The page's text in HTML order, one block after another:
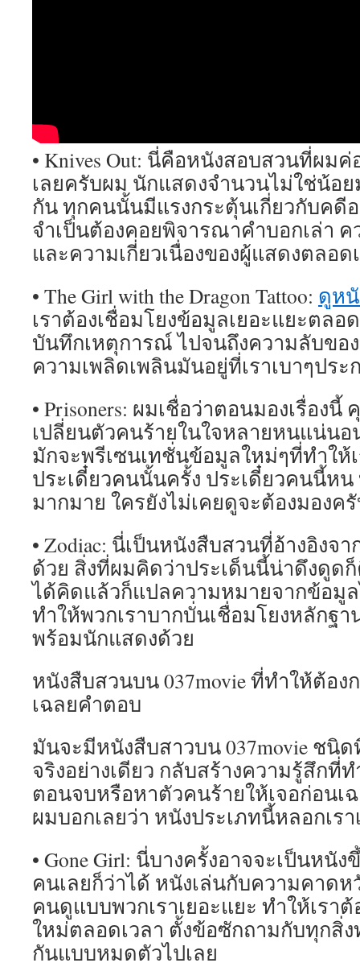
• Knives Out: นี่คือหนังสอบสวนที่ผม
เลยครับผม นักแสดงจำนวนไม่ใช่น้อย
กัน ทุกคนนั้นมีแรงกระตุ้นเกี่ยวกับคดี
จำเป็นต้องคอยพิจารณาคำบอกเล่า
และความเกี่ยวเนื่องของผู้แสดงตลอด
• The Girl with the Dragon Tattoo: ดูห
เราต้องเชื่อมโยงข้อมูลเยอะแยะตลอ
บันทึกเหตุการณ์ ไปจนถึงความลับขอ
ความเพลิดเพลินมันอยู่ที่เราเบาๆปร
• Prisoners: ผมเชื่อว่าตอนมองเรื่อง
เปลี่ยนตัวคนร้ายในใจหลายหนแน่นอ
มักจะพรีเซนเทชั่นข้อมูลใหม่ๆที่ทำให้เ
ประเดี๋ยวคนนั้นครั้ง ประเดี๋ยวคนนี้หน
มากมาย ใครยังไม่เคยดูจะต้องมองค
• Zodiac: นี่เป็นหนังสืบสวนที่อ้างอิงจ
ด้วย สิ่งที่ผมคิดว่าประเด็นนี้น่าดึงดูด
ได้คิดแล้วก็แปลความหมายจากข้อมู
ทำให้พวกเราบากบั่นเชื่อมโยงหลักฐ
พร้อมนักแสดงด้วย
หนังสืบสวนบน 037movie ที่ทำให้ต้อ
เฉลยคำตอบ
มันจะมีหนังสืบสาวบน 037movie ชนิด
จริงอย่างเดียว กลับสร้างความรู้สึกที่ท
ตอนจบหรือหาตัวคนร้ายให้เจอก่อนเ
ผมบอกเลยว่า หนังประเภทนี้หลอกเร
• Gone Girl: นี่บางครั้งอาจจะเป็นหนั
คนเลยก็ว่าได้ หนังเล่นกับความคาด
คนดูแบบพวกเราเยอะแยะ ทำให้เร
ใหม่ตลอดเวลา ตั้งข้อซักถามกับทุกสิ่
กันแบบหมดตัวไปเลย